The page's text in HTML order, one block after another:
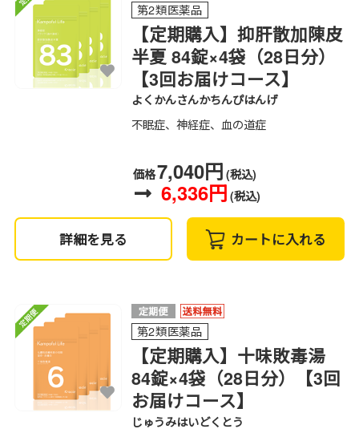
第2類医薬品
【定期購入】抑肝散加陳皮
半夏 84錠×4袋（28日分）
【3回お届けコース】
よくかんさんかちんぴはんげ
不眠症、神経症、血の道症
価格7,040円 (税込)
6,336円 (税込)
詳細を見る カートに入れる
第2類医薬品
【定期購入】十味敗毒湯
84錠×4袋（28日分）【3回
お届けコース】
じゅうみはいどくとう